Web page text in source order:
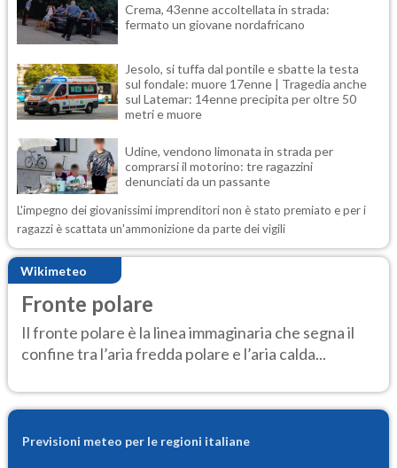
Crema, 43enne accoltellata in strada:
fermato un giovane nordafricano
Jesolo, si tuffa dal pontile e sbatte la testa
sul fondale: muore 17enne | Tragedia anche
sul Latemar: 14enne precipita per oltre 50
metri e muore
Udine, vendono limonata in strada per
comprarsi il motorino: tre ragazzini
denunciati da un passante
L'impegno dei giovanissimi imprenditori non è stato premiato e per i
ragazzi è scattata un'ammonizione da parte dei vigili
Wikimeteo
Fronte polare
Il fronte polare è la linea immaginaria che segna il
confine tra l’aria fredda polare e l’aria calda...
Previsioni meteo per le regioni italiane